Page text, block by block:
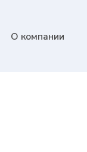
О компании